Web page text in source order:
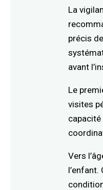
La
précis
avant
Le
visites
capacité
Vers